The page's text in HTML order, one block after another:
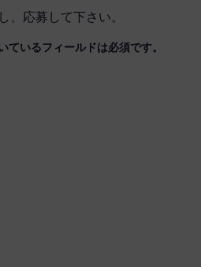
し、応募して下さい。
いるフィールドは必須です。